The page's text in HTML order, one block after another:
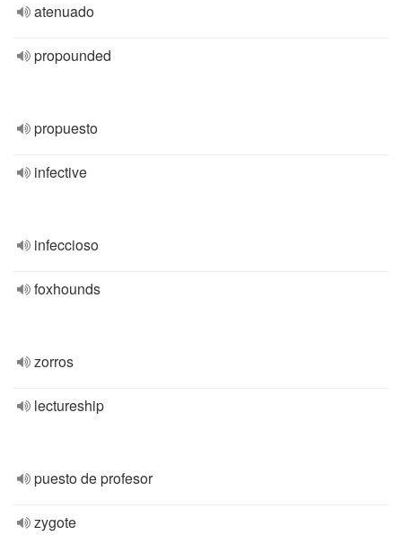
atenuado
propounded
propuesto
infective
infeccioso
foxhounds
zorros
lectureship
puesto de profesor
zygote